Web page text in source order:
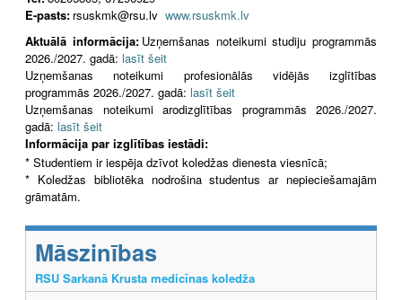
E-pasts: rsuskmk@rsu.lv www.rsuskmk.lv
Aktuālā informācija: Uzņemšanas noteikumi studiju programmās
2026./2027. gadā: lasīt šeit
Uzņemšanas noteikumi profesionālās vidējās izglītības
programmās 2026./2027. gadā: lasīt šeit
Uzņemšanas noteikumi arodizglītības programmās 2026./2027.
gadā: lasīt šeit
Informācija par izglītības iestādi:
* Studentiem ir iespēja dzīvot koledžas dienesta viesnīcā;
* Koledžas bibliotēka nodrošina studentus ar nepieciešamajām
grāmatām.
Māszinības
RSU Sarkanā Krusta medicīnas koledža